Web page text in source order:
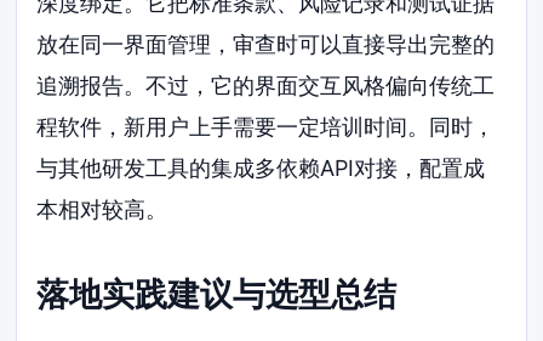
放在同一界面管理，审查时可以直接导出完整的
追溯报告。不过，它的界面交互风格偏向传统工
程软件，新用户上手需要一定培训时间。同时，
与其他研发工具的集成多依赖API对接，配置成
本相对较高。
落地实践建议与选型总结